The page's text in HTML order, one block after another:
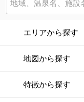
エリアから探す
地図から探す
特徴から探す